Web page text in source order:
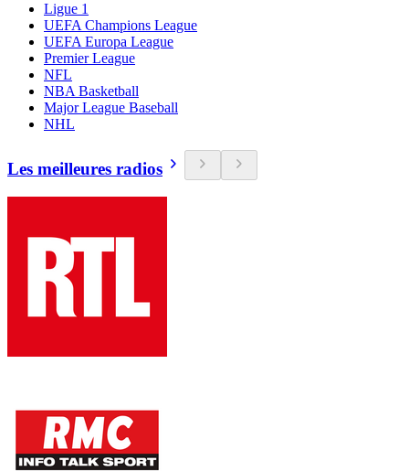
Ligue 1
UEFA Champions League
UEFA Europa League
Premier League
NFL
NBA Basketball
Major League Baseball
NHL
Les meilleures radios